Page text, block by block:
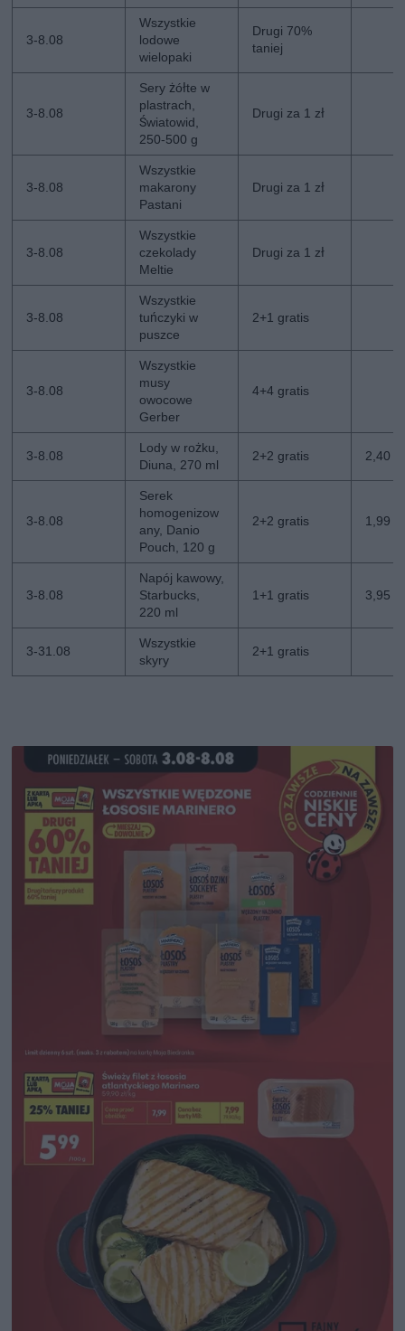
3-8.08
Wszystkie
lodowe
wielopaki
Drugi 70%
taniej
3-8.08
Sery żółte w
plastrach,
Światowid,
250-500 g
Drugi za 1 zł
3-8.08
Wszystkie
makarony
Pastani
Drugi za 1 zł
3-8.08
Wszystkie
czekolady
Meltie
Drugi za 1 zł
3-8.08
Wszystkie
tuńczyki w
puszce
2+1 gratis
3-8.08
Wszystkie
musy
owocowe
Gerber
4+4 gratis
3-8.08
Lody w rożku,
Diuna, 270 ml
2+2 gratis 2,40
3-8.08
Serek
homogenizow
any, Danio
Pouch, 120 g
2+2 gratis 1,99
3-8.08
Napój kawowy,
Starbucks,
220 ml
1+1 gratis 3,95
3-31.08
Wszystkie
skyry
2+1 gratis